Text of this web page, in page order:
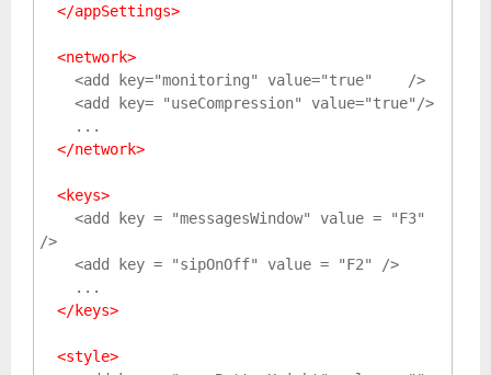
</appSettings>
<network>
    <add key="monitoring" value="true"    />
<add key= "useCompression" value="true"/>
...
</network>
<keys>
/>
<add key = "sipOnOff" value = "F2" />
...
</keys>
<style>